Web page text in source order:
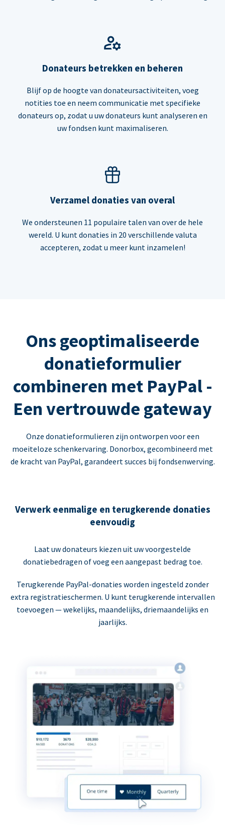
Donateurs betrekken en beheren
Blijf op de hoogte van donateursactiviteiten, voeg
notities toe en neem communicatie met specifieke
donateurs op, zodat u uw donateurs kunt analyseren en
uw fondsen kunt maximaliseren.
Verzamel donaties van overal
We ondersteunen 11 populaire talen van over de hele
wereld. U kunt donaties in 20 verschillende valuta
accepteren, zodat u meer kunt inzamelen!
Ons geoptimaliseerde
donatieformulier
combineren met PayPal -
Een vertrouwde gateway
Onze donatieformulieren zijn ontworpen voor een
moeiteloze schenkervaring. Donorbox, gecombineerd met
de kracht van PayPal, garandeert succes bij fondsenwerving.
Verwerk eenmalige en terugkerende donaties
eenvoudig
Laat uw donateurs kiezen uit uw voorgestelde
donatiebedragen of voeg een aangepast bedrag toe.
Terugkerende PayPal-donaties worden ingesteld zonder
extra registratieschermen. U kunt terugkerende intervallen
toevoegen — wekelijks, maandelijks, driemaandelijks en
jaarlijks.